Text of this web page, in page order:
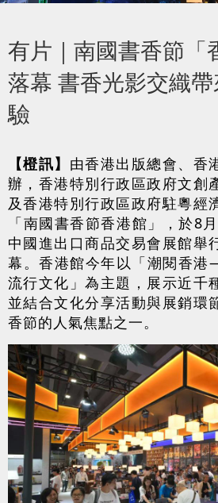
有片｜南國書香節「
落幕 書香光影交織
驗
【橙訊】 由香港出版總會、香
辦，香港特別行政區政府文創
及香港特別行政區政府駐粵經
「南國書香節香港館」，於8
中國進出口商品交易會展館舉
幕。香港館今年以「潮閱香
流行文化」為主題，展示近千
並結合文化分享活動與展銷環
香節的人氣焦點之一。